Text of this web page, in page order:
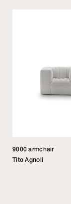
9000 armchair
Tito Agnoli